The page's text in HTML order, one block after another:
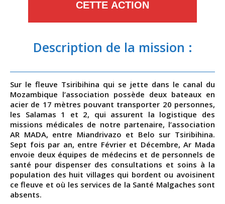
CETTE ACTION
Description de la mission :
Sur le fleuve Tsiribihina qui se jette dans le canal du
Mozambique l’association possède deux bateaux en
acier de 17 mètres pouvant transporter 20 personnes,
les Salamas 1 et 2, qui assurent la logistique des
missions médicales de notre partenaire, l’association
AR MADA, entre Miandrivazo et Belo sur Tsiribihina.
Sept fois par an, entre Février et Décembre, Ar Mada
envoie deux équipes de médecins et de personnels de
santé pour dispenser des consultations et soins à la
population des huit villages qui bordent ou avoisinent
ce fleuve et où les services de la Santé Malgaches sont
absents.